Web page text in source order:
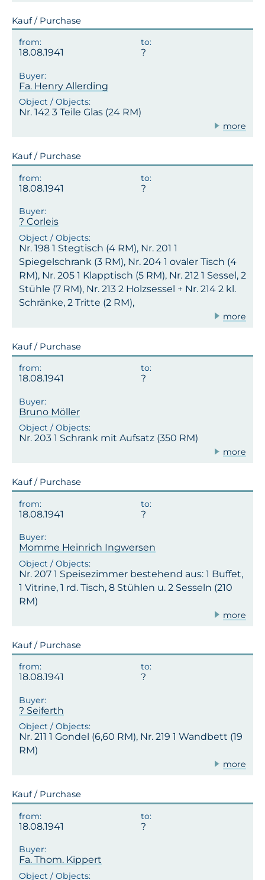
Kauf / Purchase
18.08.1941
Fa. Henry Allerding
Nr. 142 3 Teile Glas (24 RM)
more
Kauf / Purchase
18.08.1941
? Corleis
Nr. 198 1 Stegtisch (4 RM), Nr. 201 1
Spiegelschrank (3 RM), Nr. 204 1 ovaler Tisch (4
RM), Nr. 205 1 Klapptisch (5 RM), Nr. 212 1 Sessel, 2
Stühle (7 RM), Nr. 213 2 Holzsessel + Nr. 214 2 kl.
Schränke, 2 Tritte (2 RM),
more
Kauf / Purchase
18.08.1941
Bruno Möller
Nr. 203 1 Schrank mit Aufsatz (350 RM)
more
Kauf / Purchase
18.08.1941
Momme Heinrich Ingwersen
Nr. 207 1 Speisezimmer bestehend aus: 1 Buffet,
1 Vitrine, 1 rd. Tisch, 8 Stühlen u. 2 Sesseln (210
RM)
more
Kauf / Purchase
18.08.1941
? Seiferth
Nr. 211 1 Gondel (6,60 RM), Nr. 219 1 Wandbett (19
RM)
more
Kauf / Purchase
18.08.1941
Fa. Thom. Kippert